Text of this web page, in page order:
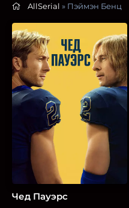
AllSerial » Пэймэн Бенц
Чед Пауэрс